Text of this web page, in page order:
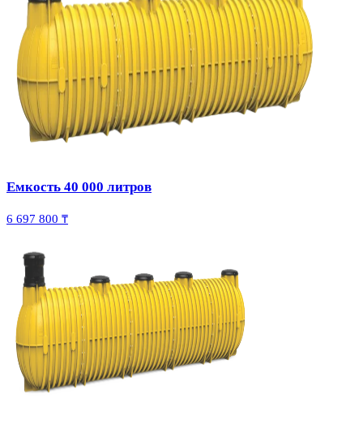
Емкость 40 000 литров
6 697 800 ₸